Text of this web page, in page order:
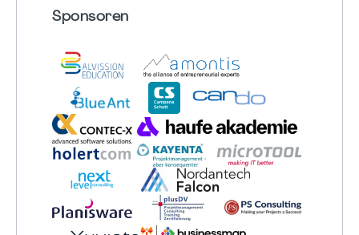
Sponsoren